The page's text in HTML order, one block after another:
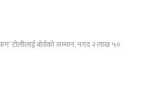
टोलीलाई बोर्डको सम्मान, नगद २ लाख ५०